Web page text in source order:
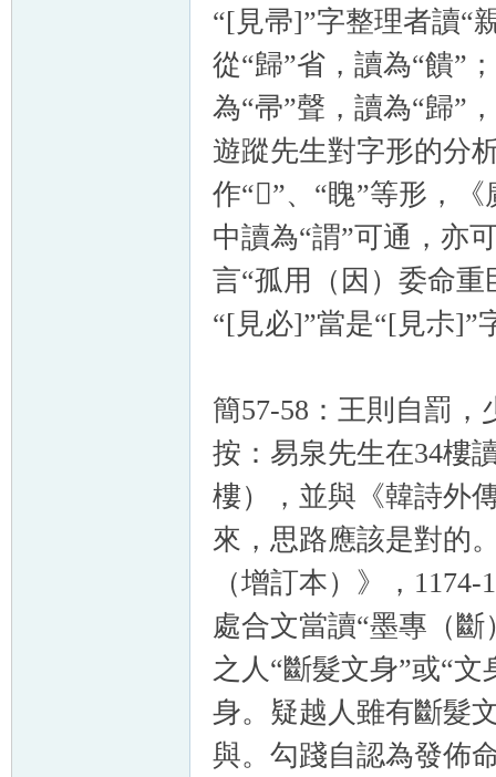
“[見帚]”字整理者讀“
從“歸”省，讀為“饋”
為“帚”聲，讀為“歸”
遊蹤先生對字形的分
作“𥍁”、“䁛”等形，
中讀為“謂”可通，亦
言“孤用（因）委命重
“[見必]”當是“[見尗]”
簡57-58：王則自罰
按：易泉先生在34樓
樓），並與《韓詩外
來，思路應該是對的
（增訂本）》，
處合文當讀“墨專（
之人“斷髮文身”或“文
身。疑越人雖有斷髮
與。勾踐自認為發佈